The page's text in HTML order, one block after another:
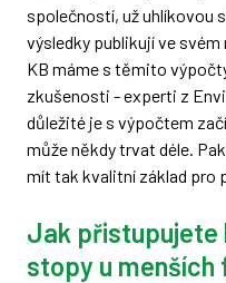
společností, už uhlíkovou
výsledky publikují ve
KB máme s těmito
zkušenosti - experti z
důležité je s výpočtem
může někdy trvat déle.
mít tak kvalitní základ pro
Jak přistupujete
stopy u menších